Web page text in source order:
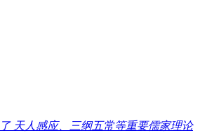
天人感应、三纲五常等重要儒家理论